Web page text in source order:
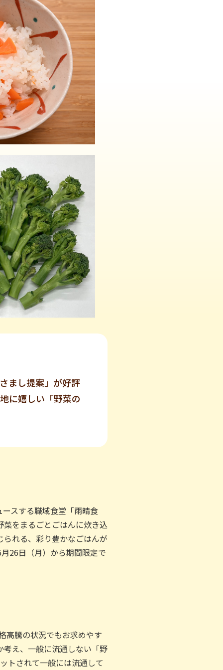
まし提案」が好評
に嬉しい「野菜の
スする職域食堂「雨晴食
をまるごとごはんに炊き込
れる、彩り豊かなごはんが
26日（月）から期間限定で
騰の状況でもお求めやす
え、一般に流通しない「野
トされて一般には流通して